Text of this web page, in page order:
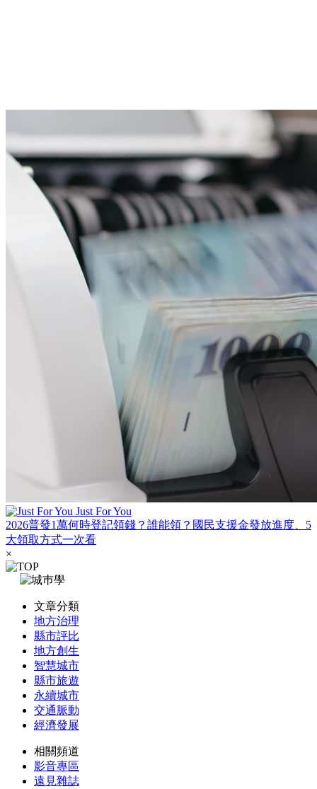
Just For You
2026普發1萬何時登記領錢？誰能領？國民支援金發放進度、5
大領取方式一次看
×
文章分類
地方治理
縣市評比
地方創生
智慧城市
縣市旅遊
永續城市
交通脈動
經濟發展
相關頻道
影音專區
遠見雜誌